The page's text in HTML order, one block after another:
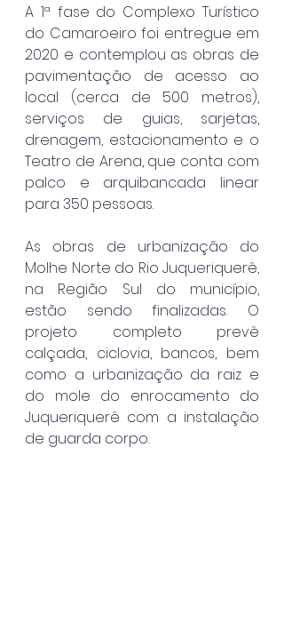
A 1ª fase do Complexo Turístico
do Camaroeiro foi entregue em
2020 e contemplou as obras de
pavimentação de acesso ao
local (cerca de 500 metros),
serviços de guias, sarjetas,
drenagem, estacionamento e o
Teatro de Arena, que conta com
palco e arquibancada linear
para 350 pessoas.
As obras de urbanização do
Molhe Norte do Rio Juqueriquerê,
na Região Sul do município,
estão sendo finalizadas. O
projeto completo prevê
calçada, ciclovia, bancos, bem
como a urbanização da raiz e
do mole do enrocamento do
Juqueriquerê com a instalação
de guarda corpo.